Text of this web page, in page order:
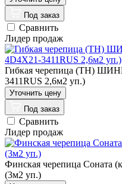
Под заказ
Сравнить
Лидер продаж
Гибкая черепица (ТН)
3411RUS 2,6м2 уп.)
Под заказ
Сравнить
Лидер продаж
Финская черепица Соната
(3м2 уп.)